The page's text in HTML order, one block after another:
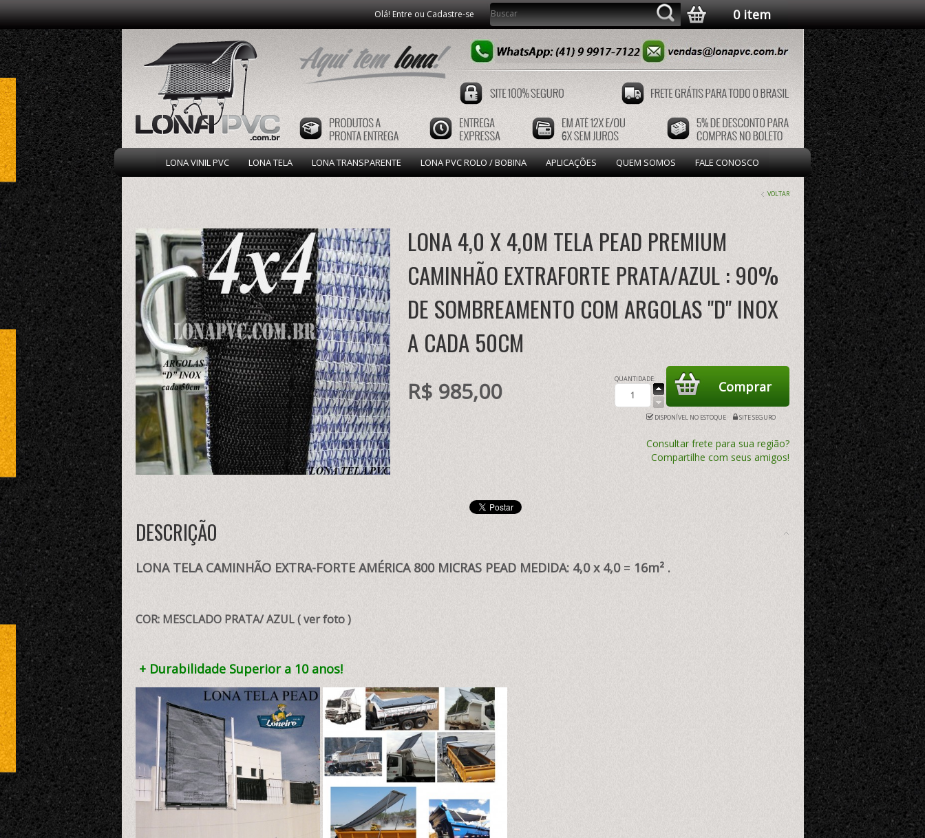
Olá! Entre ou Cadastre-se 0 item
LONA VINIL PVC LONA TELA LONA TRANSPARENTE LONA PVC ROLO / BOBINA APLICAÇÕES QUEM SOMOS FALE CONOSCO
VOLTAR
LONA 4,0 X 4,0M TELA PEAD PREMIUM
CAMINHÃO EXTRAFORTE PRATA/AZUL : 90%
DE SOMBREAMENTO COM ARGOLAS "D" INOX
A CADA 50CM
R$ 985,00 QUANTIDADE:
DISPONÍVEL NO ESTOQUE SITE SEGURO
Consultar frete para sua região?
Compartilhe com seus amigos!
DESCRIÇÃO
LONA TELA CAMINHÃO EXTRA-FORTE AMÉRICA 800 MICRAS PEAD MEDIDA: 4,0 x 4,0 = 16m² .
COR: MESCLADO PRATA/ AZUL ( ver foto )
+ Durabilidade Superior a 10 anos!